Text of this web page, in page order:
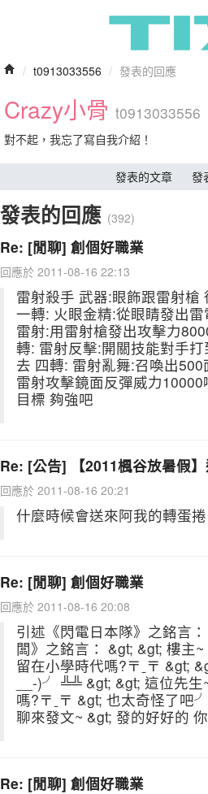
/ t0913033556 / 發表的回應
Crazy小骨 t0913033556
對不起，我忘了寫自我介紹！
發表的文章 發
發表的回應 (392)
Re: [閒聊] 創個好職業
回應於 2011-08-16 22:13
雷射殺手 武器:眼飾跟雷射槍
一轉: 火眼金精:從眼睛發出
雷射:用雷射槍發出攻擊力
轉: 雷射反擊:開關技能對手
去 四轉: 雷射亂舞:召喚出
雷射攻擊鏡面反彈威力
目標 夠強吧
Re: [公告] 【2011楓谷放暑假】
回應於 2011-08-16 20:21
什麼時候會送來阿我的轉
Re: [閒聊] 創個好職業
回應於 2011-08-16 20:08
引述《閃電日本隊》之銘言
闆》之銘言： &gt; &gt; 樓主
留在小學時代嗎?〒ˍ〒 &gt;
__-)╯ ╩╩ &gt; &gt; 這位先
嗎?〒ˍ〒 &gt; 也太奇怪了
聊來發文~ &gt; 發的好好的
Re: [閒聊] 創個好職業